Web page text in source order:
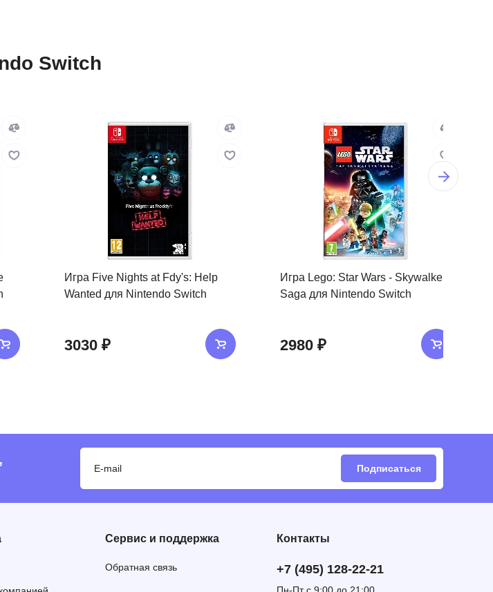
Switch
Игра Five Nights at Fdy's: Help
Wanted для Nintendo Switch
3030 ₽
Игра Lego: Star Wars - Skywalker
Saga для Nintendo Switch
2980 ₽
Подписаться
Сервис и поддержка
Обратная связь
Контакты
+7 (495) 128-22-21